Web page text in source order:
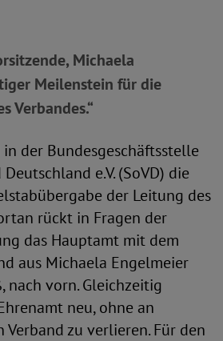
Michaela
Meilenstein für die
Verbandes.“
der Bundesgeschäftsstelle
e.V. (SoVD) die
der Leitung des
rückt in Fragen der
das Hauptamt mit dem
aus Michaela Engelmeier
nach vorn. Gleichzeitig
neu, ohne an
zu verlieren. Für den